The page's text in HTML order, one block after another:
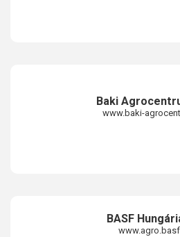
Baki
www.baki-
BASF